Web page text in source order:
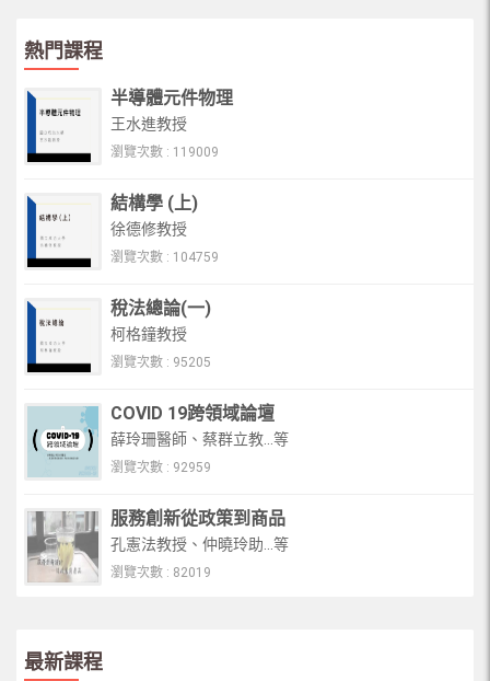
熱門課程
半導體元件物理
王水進教授
瀏覽次數 : 119009
結構學 (上)
徐德修教授
瀏覽次數 : 104759
稅法總論(一)
柯格鐘教授
瀏覽次數 : 95205
COVID 19跨領域論壇
薛玲珊醫師、蔡群立教...等
瀏覽次數 : 92959
服務創新從政策到商品
孔憲法教授、仲曉玲助...等
瀏覽次數 : 82019
最新課程